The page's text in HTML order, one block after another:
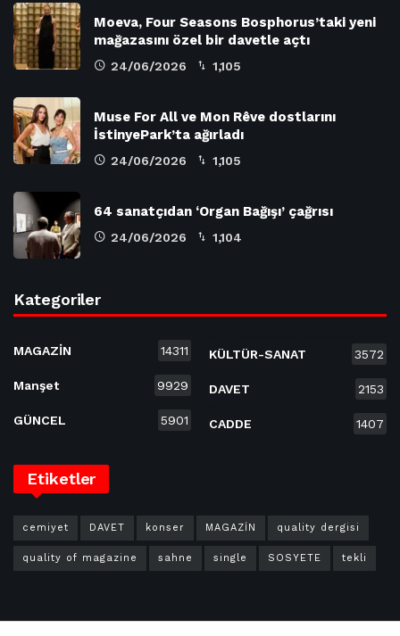
Moeva, Four Seasons Bosphorus’taki yeni
mağazasını özel bir davetle açtı
24/06/2026 1,105
Muse For All ve Mon Rêve dostlarını
İstinyePark’ta ağırladı
24/06/2026 1,105
64 sanatçıdan ‘Organ Bağışı’ çağrısı
24/06/2026 1,104
Kategoriler
MAGAZİN 14311
Manşet 9929
GÜNCEL 5901
KÜLTÜR-SANAT 3572
DAVET 2153
CADDE 1407
Etiketler
cemiyet DAVET konser MAGAZİN quality dergisi
quality of magazine sahne single SOSYETE tekli